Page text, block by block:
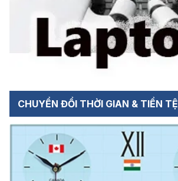
CHUYỂN ĐỔI THỜI GIAN & TIỀN TỆ